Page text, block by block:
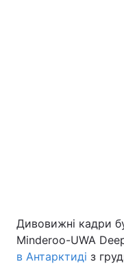
Дивовижні кадри
Minderoo-UWA
в Антарктиді з